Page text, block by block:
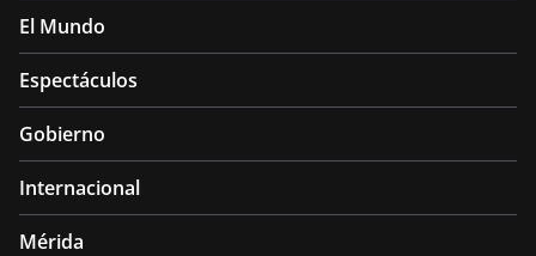
El Mundo
Espectáculos
Gobierno
Internacional
Mérida